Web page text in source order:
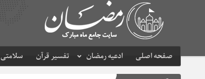
صفحه اصلی ادعیه رمضان تفسیر قرآن سلامتی